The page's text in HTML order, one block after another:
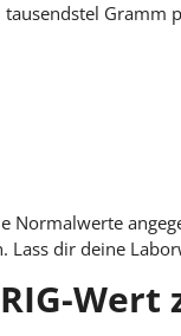
Gramm
dir deine
Wert